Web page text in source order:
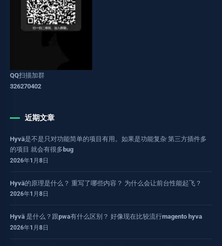
QQ扫描加群
326270402
近期文章
Hyvä是不是只对功能简单的项目有用。如果是功能复杂 第三方插件多
的项目 就会有很多bug
2026年1月8日
Hyvä的原理是什么？ 重写了哪些内容？ 为什么会让前台性能起飞？
2026年1月8日
Hyvä 是什么？跟pwa有什么区别？ 好像现在比较流行magento hyva
2026年1月8日